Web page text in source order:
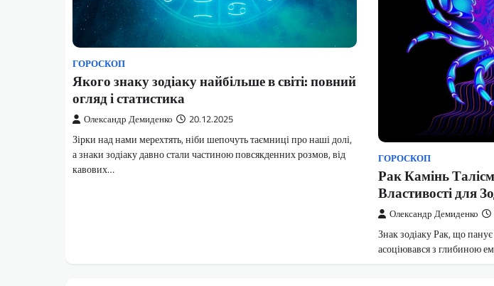
ГОРОСКОП
Якого знаку зодіаку найбільше в світі: повний
огляд і статистика
Олександр Демиденко 20.12.2025
Зірки над нами мерехтять, ніби шепочуть таємниці про наші долі,
а знаки зодіаку давно стали частиною повсякденних розмов, від
кавових…
ГОРОСКОП
Рак Камінь
Властивості для
Олександр Демиденко
Знак зодіаку Рак, що
асоціювався з глибиною